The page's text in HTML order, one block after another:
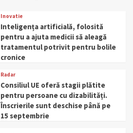
Inovatie
Inteligența artificială, folosită
pentru a ajuta medicii să aleagă
tratamentul potrivit pentru bolile
cronice
Radar
Consiliul UE oferă stagii plătite
pentru persoane cu dizabilități.
Înscrierile sunt deschise până pe
15 septembrie